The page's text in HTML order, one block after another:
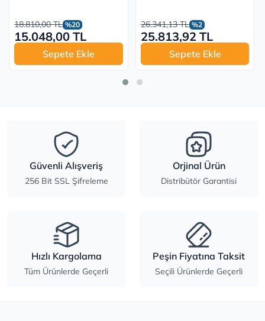
18.810,00 TL %20
15.048,00 TL
Sepete Ekle
26.341,13 TL %2
25.813,92 TL
Sepete Ekle
Güvenli Alışveriş
256 Bit SSL Şifreleme
Orjinal Ürün
Distribütör Garantisi
Hızlı Kargolama
Tüm Ürünlerde Geçerli
Peşin Fiyatına Taksit
Seçili Ürünlerde Geçerli